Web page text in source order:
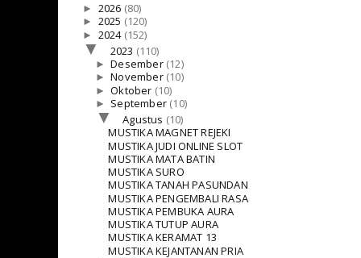
► 2026 (80)
► 2025 (120)
► 2024 (152)
▼ 2023 (110)
►Desember (12)
►November (10)
►Oktober (10)
► September (10)
▼Agustus (10)
MUSTIKA MAGNET REJEKI
MUSTIKA JUDI ONLINE SLOT
MUSTIKA MATA BATIN
MUSTIKA SURO
MUSTIKA TANAH PASUNDAN
MUSTIKA PENGEMBALI RASA
MUSTIKA PEMBUKA AURA
MUSTIKA TUTUP AURA
MUSTIKA KERAMAT 13
MUSTIKA KEJANTANAN PRIA